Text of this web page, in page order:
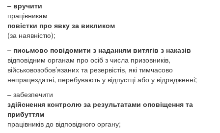
– вручити
працівникам
повістки про явку за викликом
(за наявністю);
– письмово повідомити з наданням витягів з наказів
відповідним органам про осіб з числа призовників,
військовозобов’язаних та резервістів, які тимчасово
непрацездатні, перебувають у відпустці або у відрядженні;
– забезпечити
здійснення контролю за результатами оповіщення та
прибуттям
працівників до відповідного органу;